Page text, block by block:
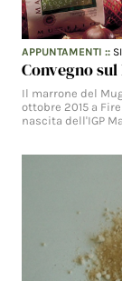
APPUNTAMENTI ::
Convegno
Il marrone del
ottobre 2015 a
nascita dell'IGP